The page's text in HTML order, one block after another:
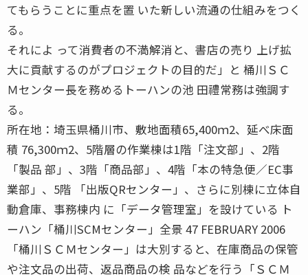
てもらうことに重点を置 いた新しい流通の仕組みをつく
る。
それによ って消費者の不満解消と、書店の売り 上げ拡
大に貢献するのがプロジェクトの目的だ」と 桶川ＳＣ
Ｍセンター長を務めるトーハンの池 田禮常務は強調す
る。
所在地：埼玉県桶川市、敷地面積65,400ｍ2、延べ床面
積 76,300ｍ2、5階層の作業棟は1階「注文部」、2階
「製品 部」、3階「商品部」、4階「本の特急便／EC事
業部」、5階 「出版QRセンター」、さらに別棟に立体自
動倉庫、事務棟内 に「データ管理室」を設けている ト
ーハン「桶川SCMセンター」全景 47 FEBRUARY 2006
「桶川ＳＣＭセンター」は大別すると、在庫商品の保管
や注文品の出荷、返品商品の検 品などを行う「ＳＣＭ